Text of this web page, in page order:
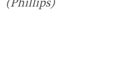
(Phillips)